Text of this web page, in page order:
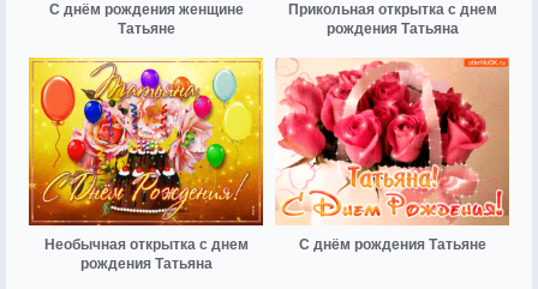
С днём рождения женщине
Татьяне
Прикольная открытка с днем
рождения Татьяна
Необычная открытка с днем
рождения Татьяна
С днём рождения Татьяне